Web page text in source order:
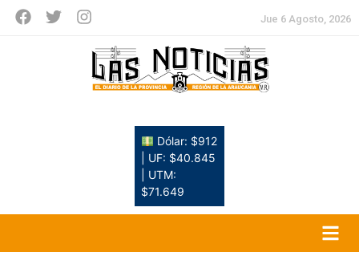
Jue 6 Agosto, 2026
Dólar: $912
| UF: $40.845
| UTM:
$71.649